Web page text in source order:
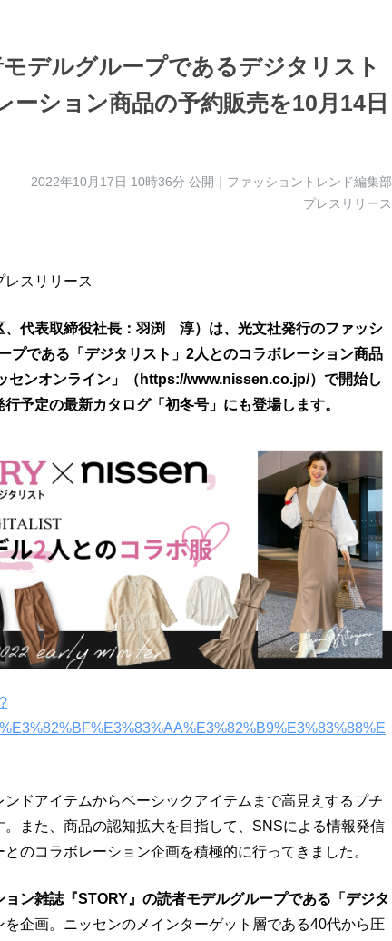
デルグループであるデジタリスト
ション商品の予約販売を10月14日
2022年10月17日 10時36分 公開｜ファッショントレンド編集部
プレスリリース
スリリース
代表取締役社長：羽渕 淳）は、光文社発行のファッシ
プである「デジタリスト」2人とのコラボレーション商品
センオンライン」（https://www.nissen.co.jp/）で開始し
予定の最新カタログ「初冬号」にも登場します。
ドアイテムからベーシックアイテムまで高見えするプチ
また、商品の認知拡大を目指して、SNSによる情報発信
のコラボレーション企画を積極的に行ってきました。
ン雑誌『STORY』の読者モデルグループである「デジタ
企画。ニッセンのメインターゲット層である40代から圧